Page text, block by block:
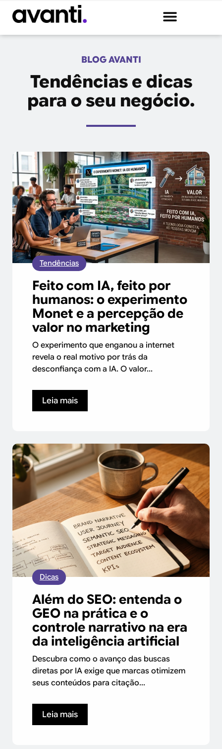
BLOG AVANTI
Tendências e dicas
para o seu negócio.
Tendências
Feito com IA, feito por
humanos: o experimento
Monet e a percepção de
valor no marketing
O experimento que enganou a internet
revela o real motivo por trás da
desconfiança com a IA. O valor...
Leia mais
Dicas
Além do SEO: entenda o
GEO na prática e o
controle narrativo na era
da inteligência artificial
Descubra como o avanço das buscas
diretas por IA exige que marcas otimizem
seus conteúdos para citação...
Leia mais